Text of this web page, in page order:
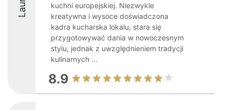
kuchni europejskiej. Niezwykle
kreatywna i wysoce doświadczona
kadra kucharska lokalu, stara się
przygotowywać dania w nowoczesnym
stylu, jednak z uwzględnieniem tradycji
kulinarnych ...
8.9